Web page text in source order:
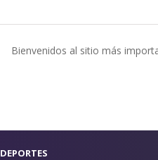
Bienvenidos al sitio más
DEPORTES